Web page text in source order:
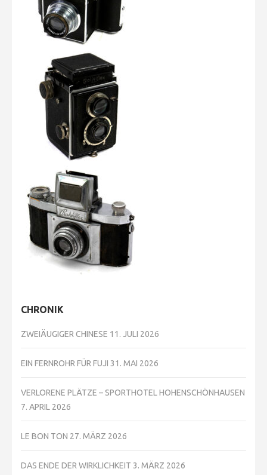
CHRONIK
ZWEIÄUGIGER CHINESE 11. JULI 2026
EIN FERNROHR FÜR FUJI 31. MAI 2026
VERLORENE PLÄTZE – SPORTHOTEL HOHENSCHÖNHAUSEN
7. APRIL 2026
LE BON TON 27. MÄRZ 2026
DAS ENDE DER WIRKLICHKEIT 3. MÄRZ 2026